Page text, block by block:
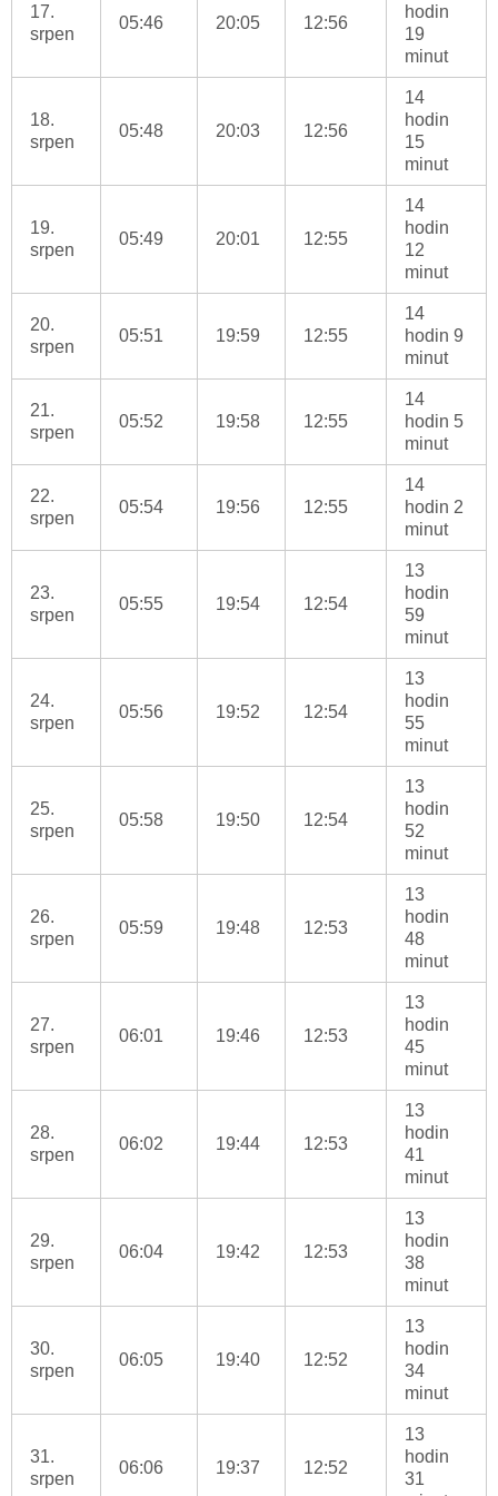
17.
srpen
05:46 20:05 12:56
hodin
19
minut
18.
srpen
05:48 20:03 12:56
14
hodin
15
minut
19.
srpen
05:49 20:01 12:55
14
hodin
12
minut
20.
srpen
05:51 19:59 12:55
14
hodin 9
minut
21.
srpen
05:52 19:58 12:55
14
hodin 5
minut
22.
srpen
05:54 19:56 12:55
14
hodin 2
minut
23.
srpen
05:55 19:54 12:54
13
hodin
59
minut
24.
srpen
05:56 19:52 12:54
13
hodin
55
minut
25.
srpen
05:58 19:50 12:54
13
hodin
52
minut
26.
srpen
05:59 19:48 12:53
13
hodin
48
minut
27.
srpen
06:01 19:46 12:53
13
hodin
45
minut
28.
srpen
06:02 19:44 12:53
13
hodin
41
minut
29.
srpen
06:04 19:42 12:53
13
hodin
38
minut
30.
srpen
06:05 19:40 12:52
13
hodin
34
minut
31.
srpen
06:06 19:37 12:52
13
hodin
31